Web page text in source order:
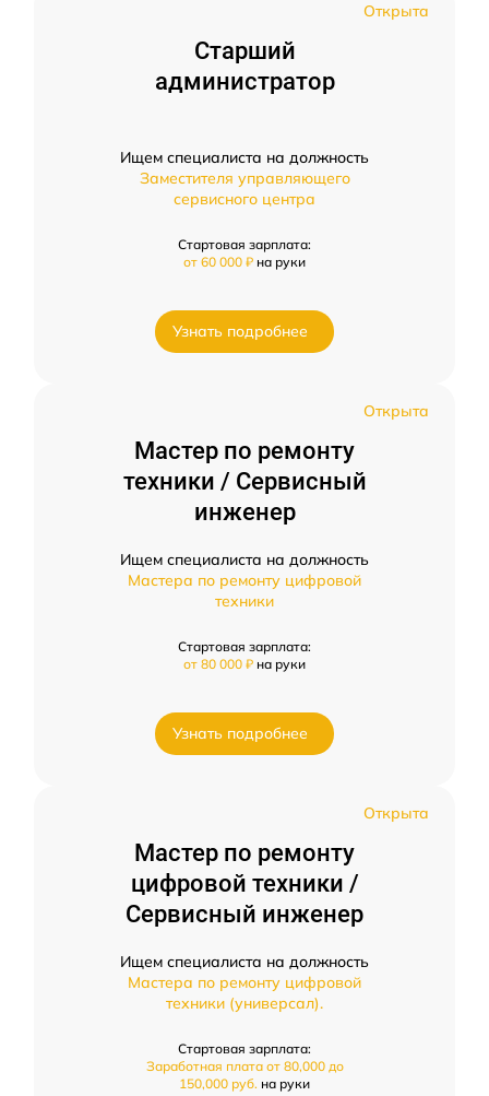
Открыта
Старший
администратор
Ищем специалиста на должность
Заместителя управляющего
сервисного центра
Стартовая зарплата:
от 60 000 ₽ на руки
Узнать подробнее
Открыта
Мастер по ремонту
техники / Сервисный
инженер
Ищем специалиста на должность
Мастера по ремонту цифровой
техники
Стартовая зарплата:
от 80 000 ₽ на руки
Узнать подробнее
Открыта
Мастер по ремонту
цифровой техники /
Сервисный инженер
Ищем специалиста на должность
Мастера по ремонту цифровой
техники (универсал).
Стартовая зарплата:
Заработная плата от 80,000 до
150,000 руб. на руки